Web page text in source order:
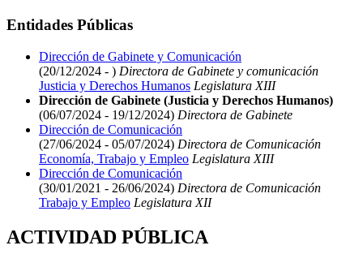
Entidades Públicas
Dirección de Gabinete y Comunicación
(20/12/2024 - ) Directora de Gabinete y comunicación
Justicia y Derechos Humanos Legislatura XIII
Dirección de Gabinete (Justicia y Derechos Humanos)
(06/07/2024 - 19/12/2024) Directora de Gabinete
Dirección de Comunicación
(27/06/2024 - 05/07/2024) Directora de Comunicación
Economía, Trabajo y Empleo Legislatura XIII
Dirección de Comunicación
(30/01/2021 - 26/06/2024) Directora de Comunicación
Trabajo y Empleo Legislatura XII
ACTIVIDAD PÚBLICA